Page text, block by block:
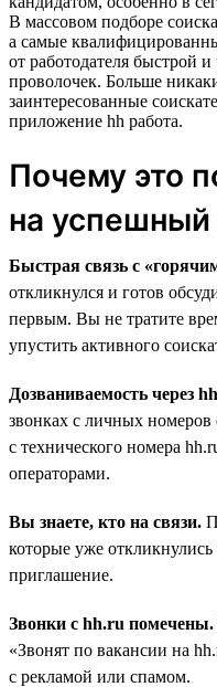
В массовом подборе
а самые
от работодателя быстрой
проволочек. Больше
заинтересованные
приложение hh работа.
Почему это
на
Быстрая связь с
откликнулся и готов
первым. Вы не тратите
упустить активного
Дозваниваемость через
звонках с личных номеров
с технического номера
операторами.
Вы знаете, кто на связи.
которые уже
приглашение.
Звонки с hh.ru помечены.
«Звонят по вакансии на
с рекламой или спамом.